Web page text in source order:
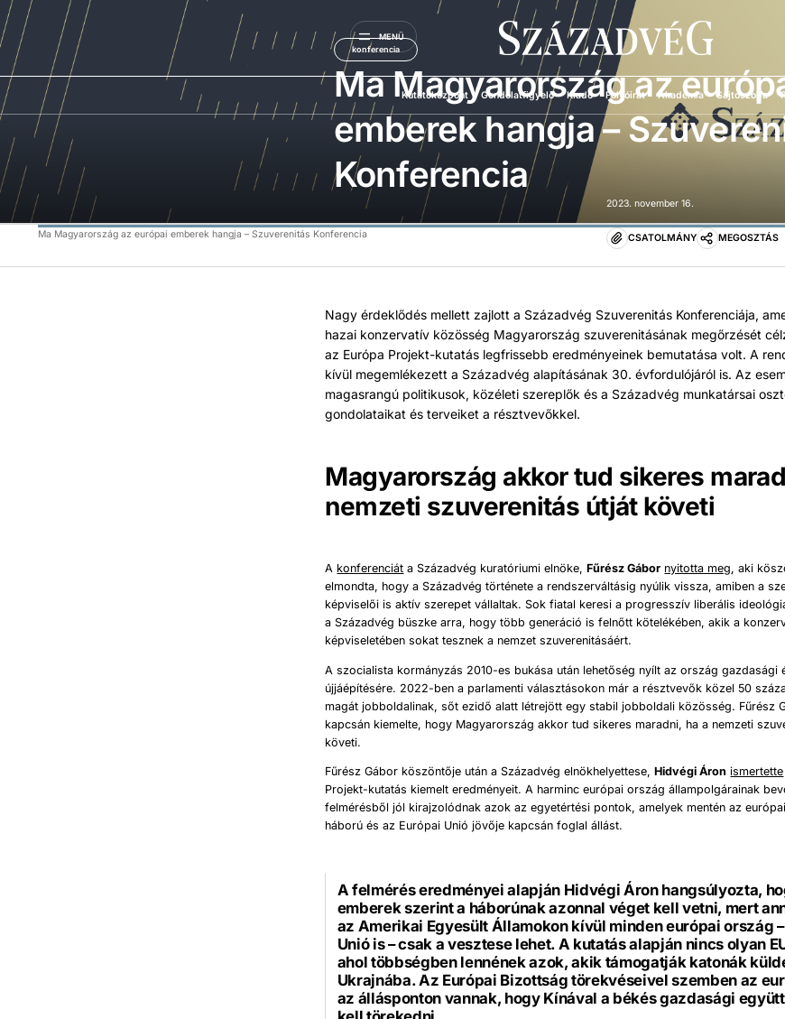
MENÜ
Kutatóközpont Gondolatfigyelő Kiadó Folyóirat Akadémia Sajtószoba
konferencia
Ma Magyarország az
emberek hangja –
Konferencia
2023. november 16.
Ma Magyarország az európai emberek hangja – Szuverenitás Konferencia CSATOLMÁNY MEGOSZTÁS
Nagy érdeklődés mellett zajlott a Századvég Szuverenitás Konferenciája,
hazai konzervatív közösség Magyarország szuverenitásának megőrzését
az Európa Projekt-kutatás legfrissebb eredményeinek bemutatása volt. A
kívül megemlékezett a Századvég alapításának 30. évfordulójáról is. Az
magasrangú politikusok, közéleti szereplők és a Századvég munkatársai
gondolataikat és terveiket a résztvevőkkel.
Magyarország akkor tud sikeres
nemzeti szuverenitás útját követi
A konferenciát a Századvég kuratóriumi elnöke,Fűrész Gábor nyitotta meg, aki
elmondta, hogy a Századvég története a rendszerváltásig nyúlik vissza, amiben a
képviselői is aktív szerepet vállaltak. Sok fiatal keresi a progresszív liberális
a Századvég büszke arra, hogy több generáció is felnőtt kötelékében, akik a
képviseletében sokat tesznek a nemzet szuverenitásáért.
A szocialista kormányzás 2010-es bukása után lehetőség nyílt az ország gazdasági
újjáépítésére. 2022-ben a parlamenti választásokon már a résztvevők közel 50
magát jobboldalinak, sőt ezidő alatt létrejött egy stabil jobboldali közösség. Fűrész
kapcsán kiemelte, hogy Magyarország akkor tud sikeres maradni, ha a nemzeti
követi.
Fűrész Gábor köszöntője után a Századvég elnökhelyettese,Hidvégi Áron ismertette
Projekt-kutatás kiemelt eredményeit. A harminc európai ország állampolgárainak
felmérésből jól kirajzolódnak azok az egyetértési pontok, amelyek mentén az
háború és az Európai Unió jövője kapcsán foglal állást.
A felmérés eredményei alapján Hidvégi Áron hangsúlyozta,
emberek szerint a háborúnak azonnal véget kell vetni, mert
az Amerikai Egyesült Államokon kívül minden európai ország
Unió is – csak a vesztese lehet. A kutatás alapján nincs olyan
ahol többségben lennének azok, akik támogatják katonák
Ukrajnába. Az Európai Bizottság törekvéseivel szemben az
az állásponton vannak, hogy Kínával a békés gazdasági